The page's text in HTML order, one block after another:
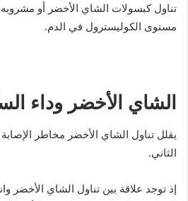
تناول كبسولات الشاي الأخضر أو
مستوى الكوليسترول في الدم.
الشاي الأخضر وداء
يقلل تناول الشاي الأخضر مخاطر
الثاني.
إذ توجد علاقة بين تناول الشاي